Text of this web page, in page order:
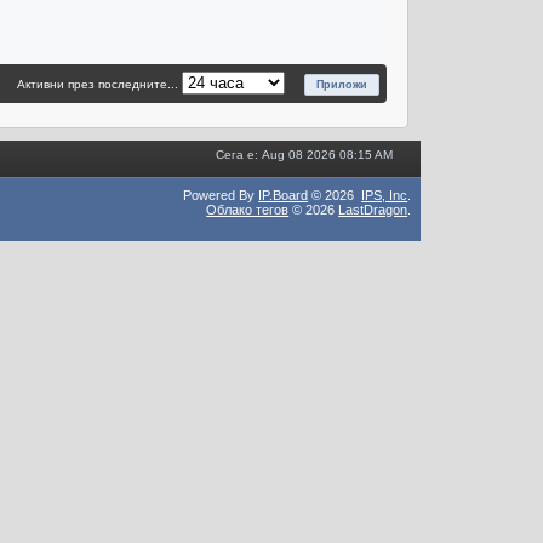
Активни през последните...
Сега е: Aug 08 2026 08:15 AM
Powered By IP.Board © 2026 IPS, Inc
Облако тегов © 2026 LastDragon